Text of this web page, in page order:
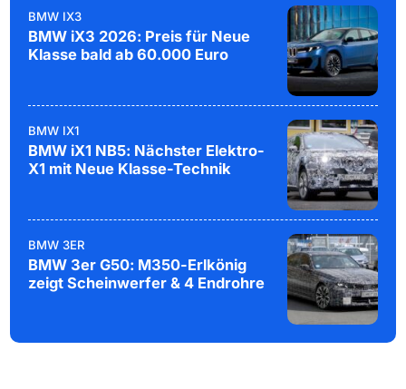
BMW IX3
BMW iX3 2026: Preis für Neue
Klasse bald ab 60.000 Euro
BMW IX1
BMW iX1 NB5: Nächster Elektro-
X1 mit Neue Klasse-Technik
BMW 3ER
BMW 3er G50: M350-Erlkönig
zeigt Scheinwerfer & 4 Endrohre